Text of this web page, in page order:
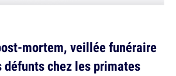
mortem, veillée funéraire
défunts chez les primates